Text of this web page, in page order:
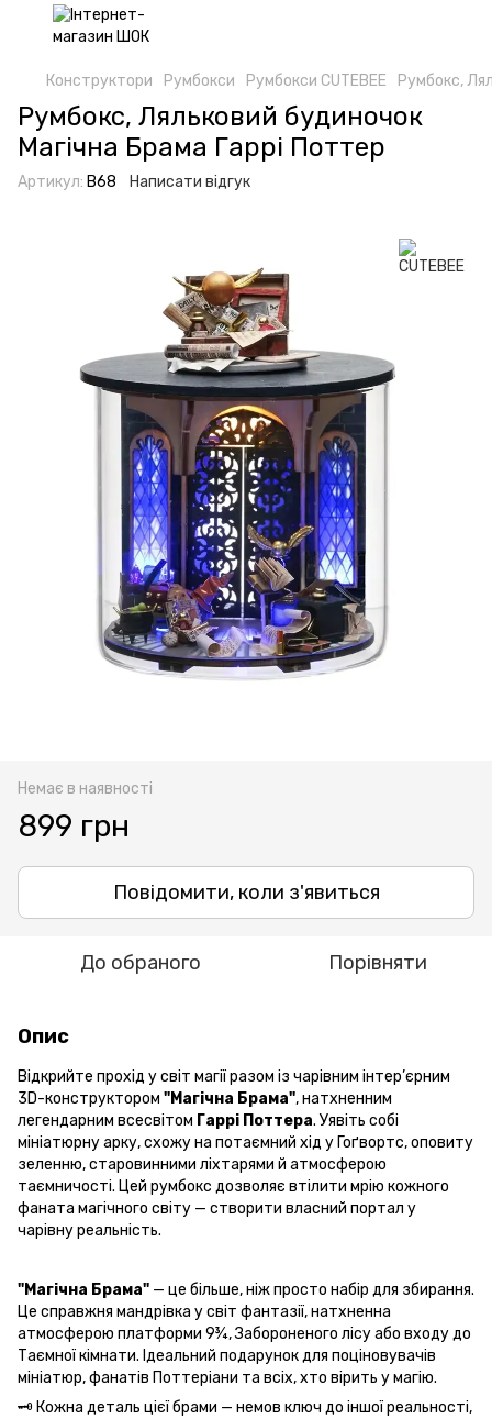
Конструктори Румбокси Румбокси CUTEBEE Румбокс,
Румбокс, Ляльковий будиночок
Магічна Брама Гаррі Поттер
Артикул: B68 Написати відгук
Немає в наявності
899 грн
Повідомити, коли з'явиться
До обраного Порівняти
Опис
Відкрийте прохід у світ магії разом із чарівним інтер’єрним
3D-конструктором "Магічна Брама", натхненним
легендарним всесвітом Гаррі Поттера. Уявіть собі
мініатюрну арку, схожу на потаємний хід у Гоґвортс, оповиту
зеленню, старовинними ліхтарями й атмосферою
таємничості. Цей румбокс дозволяє втілити мрію кожного
фаната магічного світу — створити власний портал у
чарівну реальність.
"Магічна Брама" — це більше, ніж просто набір для збирання.
Це справжня мандрівка у світ фантазії, натхненна
атмосферою платформи 9¾, Забороненого лісу або входу до
Таємної кімнати. Ідеальний подарунок для поціновувачів
мініатюр, фанатів Поттеріани та всіх, хто вірить у магію.
🗝 Кожна деталь цієї брами — немов ключ до іншої реальності,